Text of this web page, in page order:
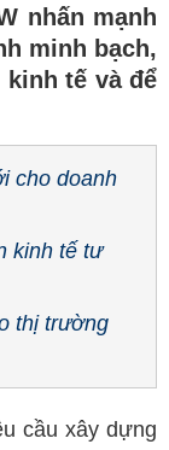
nhấn mạnh
minh bạch,
kinh tế và để
cho doanh
kinh tế tư
thị trường
cầu xây dựng